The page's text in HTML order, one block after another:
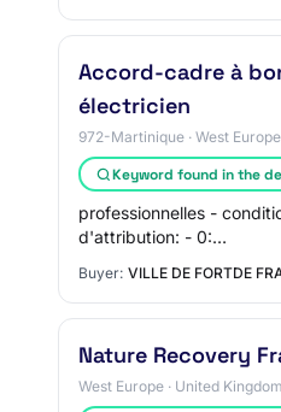
Accord-cadre à
électricien
972-Martinique · West
Keyword found in the
professionnelles -
d'attribution: - 0:…
Buyer: VILLE DE FORTDE
Nature Recovery
West Europe · United Kingdom